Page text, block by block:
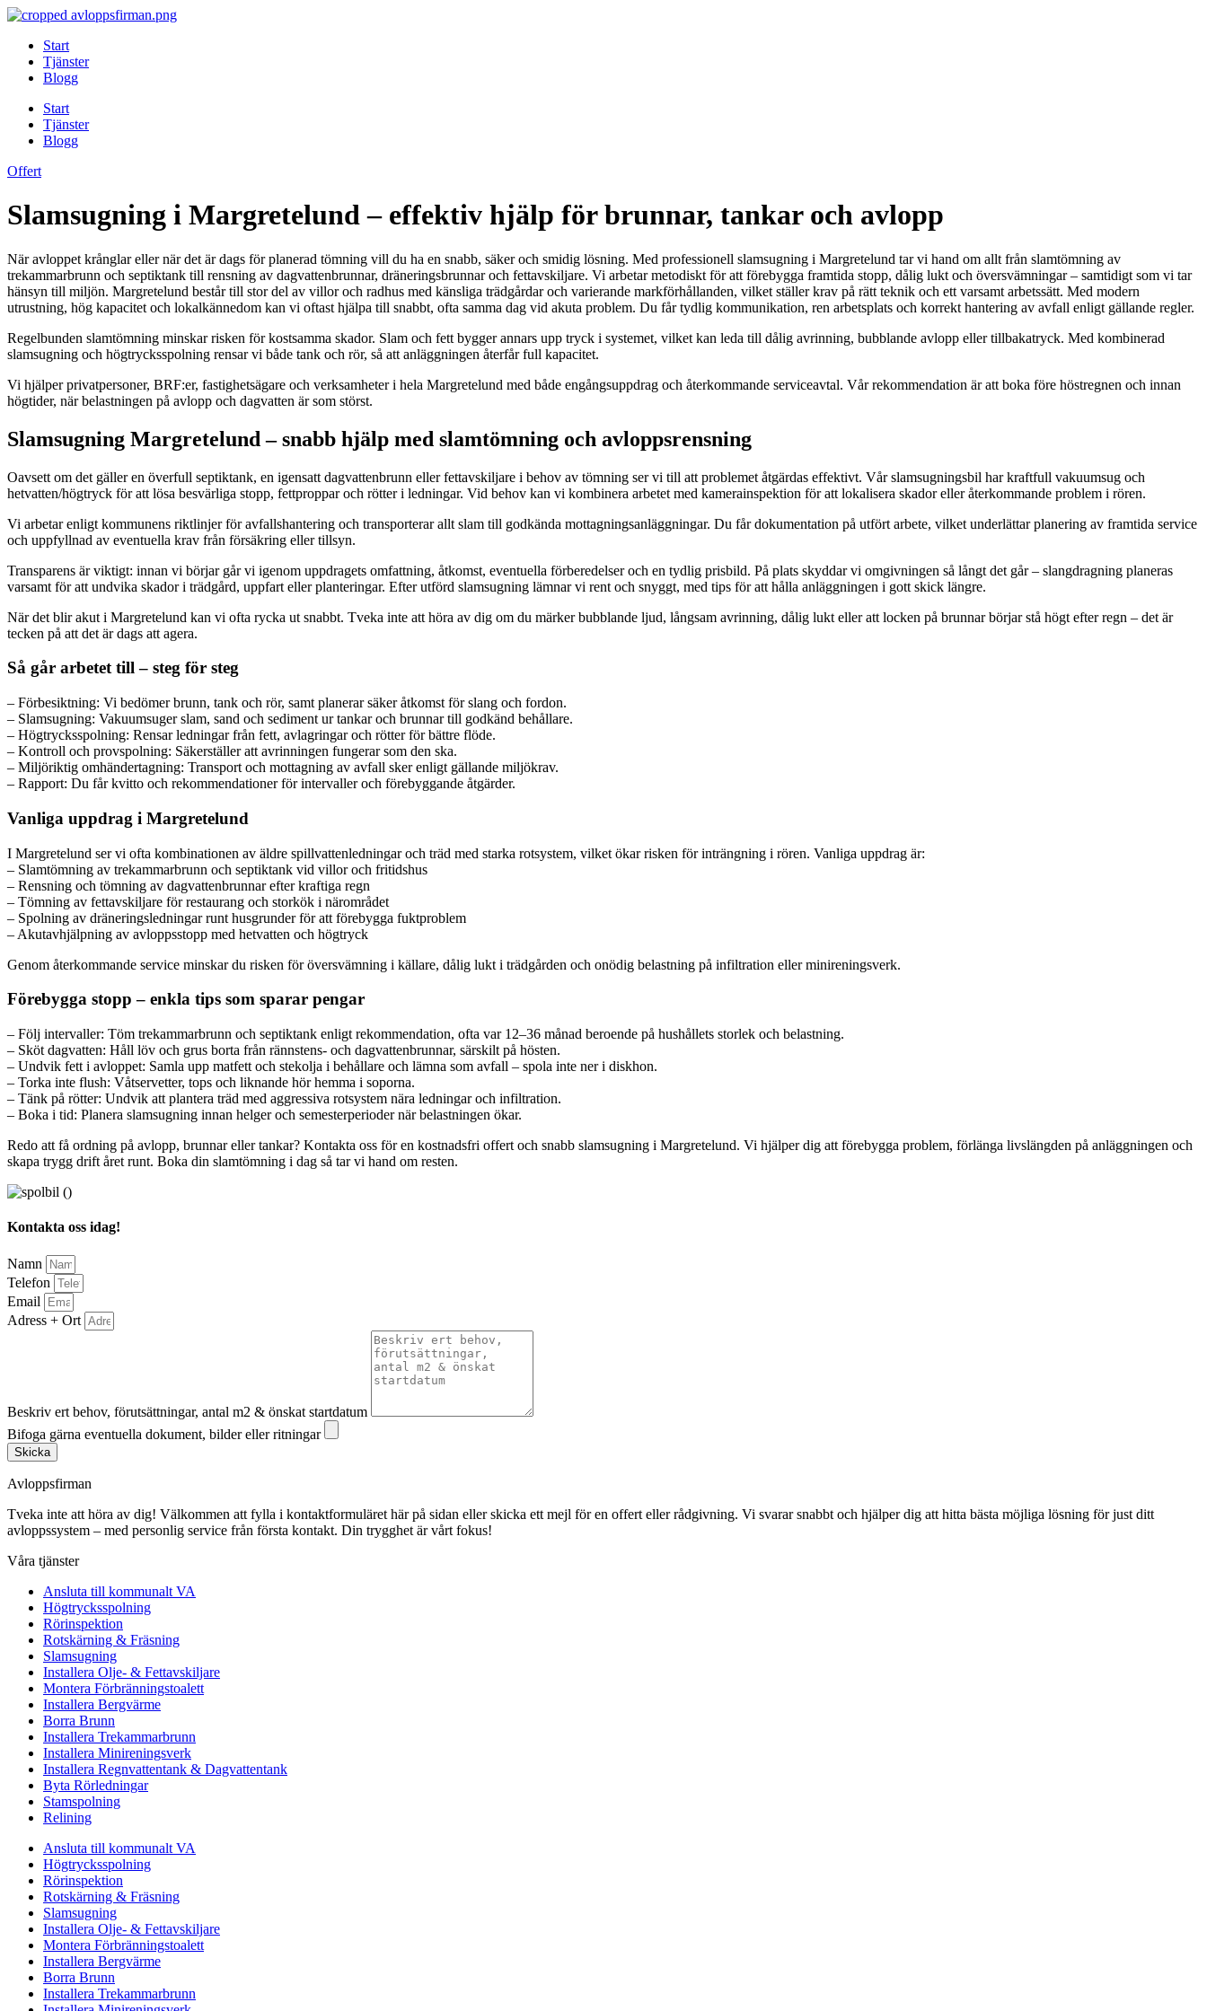
Skip
contentStart
Tjänster
Blogg
Start
Tjänster
Blogg
Offert
Slamsugning i Margretelund – effektiv hjälp för brunnar, tankar och avlopp
När avloppet krånglar eller när det är dags för planerad tömning vill du ha en snabb, säker och smidig lösning. Med professionell slamsugning i Margretelund tar vi hand om allt från slamtömning av
trekammarbrunn och septiktank till rensning av dagvattenbrunnar, dräneringsbrunnar och fettavskiljare. Vi arbetar metodiskt för att förebygga framtida stopp, dålig lukt och översvämningar – samtidigt som vi tar
hänsyn till miljön. Margretelund består till stor del av villor och radhus med känsliga trädgårdar och varierande markförhållanden, vilket ställer krav på rätt teknik och ett varsamt arbetssätt. Med modern
utrustning, hög kapacitet och lokalkännedom kan vi oftast hjälpa till snabbt, ofta samma dag vid akuta problem. Du får tydlig kommunikation, ren arbetsplats och korrekt hantering av avfall enligt gällande regler.
Regelbunden slamtömning minskar risken för kostsamma skador. Slam och fett bygger annars upp tryck i systemet, vilket kan leda till dålig avrinning, bubblande avlopp eller tillbaka­tryck. Med kombinerad
slamsugning och högtrycksspolning rensar vi både tank och rör, så att anläggningen återfår full kapacitet.
Vi hjälper privatpersoner, BRF:er, fastighetsägare och verksamheter i hela Margretelund med både engångsuppdrag och återkommande serviceavtal. Vår rekommendation är att boka före höstregnen och innan
högtider, när belastningen på avlopp och dagvatten är som störst.
Slamsugning Margretelund – snabb hjälp med slamtömning och avloppsrensning
Oavsett om det gäller en överfull septiktank, en igensatt dagvattenbrunn eller fettavskiljare i behov av tömning ser vi till att problemet åtgärdas effektivt. Vår slamsugningsbil har kraftfull vakuumsug och
hetvatten/högtryck för att lösa besvärliga stopp, fettproppar och rötter i ledningar. Vid behov kan vi kombinera arbetet med kamerainspektion för att lokalisera skador eller återkommande problem i rören.
Vi arbetar enligt kommunens riktlinjer för avfallshantering och transporterar allt slam till godkända mottagningsanläggningar. Du får dokumentation på utfört arbete, vilket underlättar planering av framtida service
och uppfyllnad av eventuella krav från försäkring eller tillsyn.
Transparens är viktigt: innan vi börjar går vi igenom uppdragets omfattning, åtkomst, eventuella förberedelser och en tydlig prisbild. På plats skyddar vi omgivningen så långt det går – slangdragning planeras
varsamt för att undvika skador i trädgård, uppfart eller planteringar. Efter utförd slamsugning lämnar vi rent och snyggt, med tips för att hålla anläggningen i gott skick längre.
När det blir akut i Margretelund kan vi ofta rycka ut snabbt. Tveka inte att höra av dig om du märker bubblande ljud, långsam avrinning, dålig lukt eller att locken på brunnar börjar stå högt efter regn – det är
tecken på att det är dags att agera.
Så går arbetet till – steg för steg
– Förbesiktning: Vi bedömer brunn, tank och rör, samt planerar säker åtkomst för slang och fordon.
– Slamsugning: Vakuumsuger slam, sand och sediment ur tankar och brunnar till godkänd behållare.
– Högtrycksspolning: Rensar ledningar från fett, avlagringar och rötter för bättre flöde.
– Kontroll och provspolning: Säkerställer att avrinningen fungerar som den ska.
– Miljöriktig omhändertagning: Transport och mottagning av avfall sker enligt gällande miljökrav.
– Rapport: Du får kvitto och rekommendationer för intervaller och förebyg­gande åtgärder.
Vanliga uppdrag i Margretelund
I Margretelund ser vi ofta kombinationen av äldre spillvattenledningar och träd med starka rotsystem, vilket ökar risken för inträngning i rören. Vanliga uppdrag är:
– Slamtömning av trekammarbrunn och septiktank vid villor och fritidshus
– Rensning och tömning av dagvattenbrunnar efter kraftiga regn
– Tömning av fettavskiljare för restaurang och storkök i närområdet
– Spolning av dräneringsledningar runt husgrunder för att förebygga fuktproblem
– Akutavhjälpning av avloppsstopp med hetvatten och högtryck
Genom återkommande service minskar du risken för översvämning i källare, dålig lukt i trädgården och onödig belastning på infiltration eller minireningsverk.
Förebygga stopp – enkla tips som sparar pengar
– Följ intervaller: Töm trekammarbrunn och septiktank enligt rekommendation, ofta var 12–36 månad beroende på hushållets storlek och belastning.
– Sköt dagvatten: Håll löv och grus borta från rännstens- och dagvattenbrunnar, särskilt på hösten.
– Undvik fett i avloppet: Samla upp matfett och stekolja i behållare och lämna som avfall – spola inte ner i diskhon.
– Torka inte flush: Våtservetter, tops och liknande hör hemma i soporna.
– Tänk på rötter: Undvik att plantera träd med aggressiva rotsystem nära ledningar och infiltration.
– Boka i tid: Planera slamsugning innan helger och semesterperioder när belastningen ökar.
Redo att få ordning på avlopp, brunnar eller tankar? Kontakta oss för en kostnadsfri offert och snabb slamsugning i Margretelund. Vi hjälper dig att förebygga problem, förlänga livslängden på anläggningen och
skapa trygg drift året runt. Boka din slamtömning i dag så tar vi hand om resten.
Kontakta oss idag!
Namn
Telefon
Email
Adress + Ort
Beskriv ert behov, förutsättningar, antal m2 & önskat startdatum
Bifoga gärna eventuella dokument, bilder eller ritningar
Skicka
Avloppsfirman
Tveka inte att höra av dig! Välkommen att fylla i kontaktformuläret här på sidan eller skicka ett mejl för en offert eller rådgivning. Vi svarar snabbt och hjälper dig att hitta bästa möjliga lösning för just ditt
avloppssystem – med personlig service från första kontakt. Din trygghet är vårt fokus!
Våra tjänster
Ansluta till kommunalt VA
Högtrycksspolning
Rörinspektion
Rotskärning & Fräsning
Slamsugning
Installera Olje- & Fettavskiljare
Montera Förbränningstoalett
Installera Bergvärme
Borra Brunn
Installera Trekammarbrunn
Installera Minireningsverk
Installera Regnvattentank & Dagvattentank
Byta Rörledningar
Stamspolning
Relining
Ansluta till kommunalt VA
Högtrycksspolning
Rörinspektion
Rotskärning & Fräsning
Slamsugning
Installera Olje- & Fettavskiljare
Montera Förbränningstoalett
Installera Bergvärme
Borra Brunn
Installera Trekammarbrunn